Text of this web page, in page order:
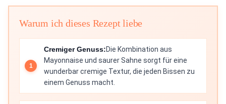
Warum ich dieses Rezept liebe
Cremiger Genuss:Die Kombination aus
Mayonnaise und saurer Sahne sorgt für eine
wunderbar cremige Textur, die jeden Bissen zu
einem Genuss macht.